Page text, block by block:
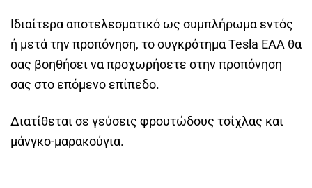
Ιδιαίτερα αποτελεσματικό ως συμπλήρωμα εντός
ή μετά την προπόνηση, το συγκρότημα Tesla EAA θα
σας βοηθήσει να προχωρήσετε στην προπόνηση
σας στο επόμενο επίπεδο.
Διατίθεται σε γεύσεις φρουτώδους τσίχλας και
μάνγκο-μαρακούγια.